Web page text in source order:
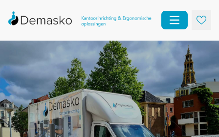
Open main